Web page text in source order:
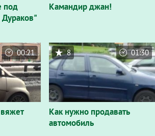
под
Камандир джан!
00:21
Как нужно продавать
автомобиль
8 01:30